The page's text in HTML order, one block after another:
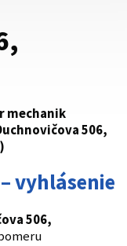
mechanik
506,
vyhlásenie
506,